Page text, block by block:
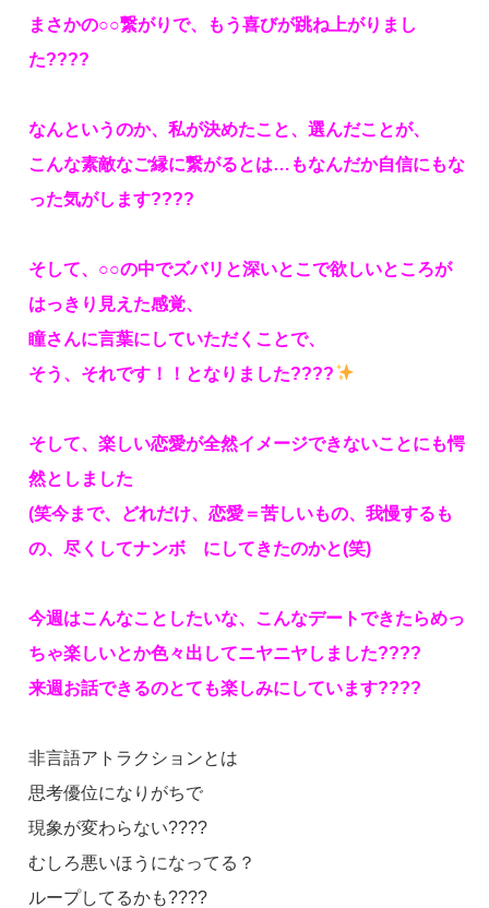
まさかの○○繋がりで、もう喜びが跳ね上がりまし
た????
なんというのか、私が決めたこと、選んだことが、
こんな素敵なご縁に繋がるとは…もなんだか自信にもな
った気がします????
そして、○○の中でズバリと深いとこで欲しいところが
はっきり見えた感覚、
瞳さんに言葉にしていただくことで、
そう、それです！！となりました????
そして、楽しい恋愛が全然イメージできないことにも愕
然としました
(笑今まで、どれだけ、恋愛＝苦しいもの、我慢するも
の、尽くしてナンボ にしてきたのかと(笑)
今週はこんなことしたいな、こんなデートできたらめっ
ちゃ楽しいとか色々出してニヤニヤしました????
来週お話できるのとても楽しみにしています????
非言語アトラクションとは
思考優位になりがちで
現象が変わらない????
むしろ悪いほうになってる？
ループしてるかも????